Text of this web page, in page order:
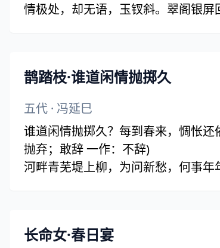
情极处，却无语，玉钗斜。翠阁银屏
鹊踏枝·谁道闲情抛掷久
五代 · 冯延巳
谁道闲情抛掷久？每到春来，惆怅还
抛弃；敢辞 一作：不辞)
河畔青芜堤上柳，为问新愁，何事年
长命女·春日宴